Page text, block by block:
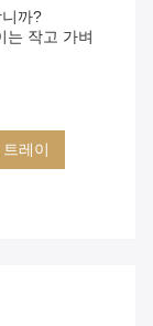
까?
는 작고 가벼
레이